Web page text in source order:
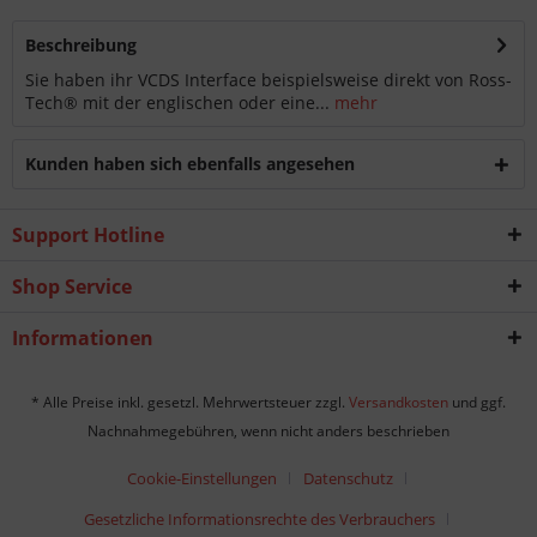
Beschreibung
Sie haben ihr VCDS Interface beispielsweise direkt von Ross-
Tech® mit der englischen oder eine... mehr
Kunden haben sich ebenfalls angesehen
Support Hotline
Shop Service
Informationen
* Alle Preise inkl. gesetzl. Mehrwertsteuer zzgl. Versandkosten und ggf.
Nachnahmegebühren, wenn nicht anders beschrieben
Cookie-Einstellungen
Datenschutz
Gesetzliche Informationsrechte des Verbrauchers